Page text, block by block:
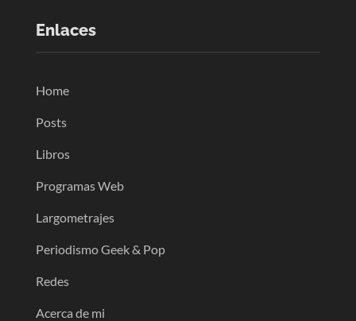
Enlaces
Home
Posts
Libros
Programas Web
Largometrajes
Periodismo Geek & Pop
Redes
Acerca de mi